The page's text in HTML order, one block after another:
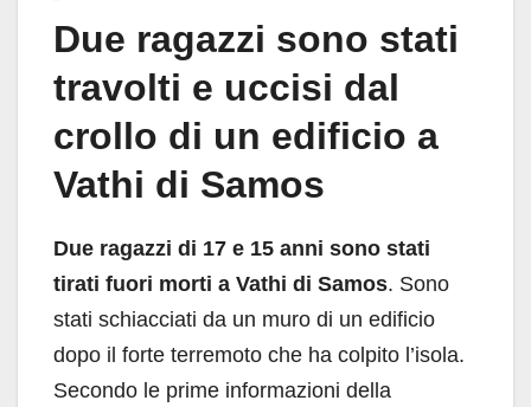
Due ragazzi sono stati
travolti e uccisi dal
crollo di un edificio a
Vathi di Samos
Due ragazzi di 17 e 15 anni sono stati
tirati fuori morti a Vathi di Samos. Sono
stati schiacciati da un muro di un edificio
dopo il forte terremoto che ha colpito l’isola.
Secondo le prime informazioni della